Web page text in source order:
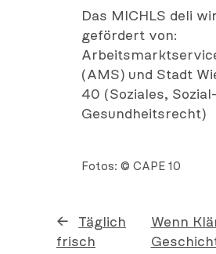
Das MICHLS deli
gefördert von:
(AMS) und Stadt
40 (Soziales,
Gesundheitsrecht)
Fotos: © CAPE 10
←
Täglich
frisch
Wenn